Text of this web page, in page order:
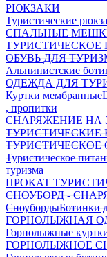
РЮКЗАКИ
Туристические
СПАЛЬНЫЕ
ТУРИСТИЧЕСКОЕ
ОБУВЬ ДЛЯ
Альпинистские
ОДЕЖДА ДЛЯ
Куртки мембранные
, пропитки
СНАРЯЖЕНИЕ НА
ТУРИСТИЧЕСКИЕ
ТУРИСТИЧЕСКОЕ
Туристическое
туризма
ПРОКАТ
СНОУБОРД -
СноубордыБотинки
ГОРНОЛЫЖНАЯ
Горнолыжные
ГОРНОЛЫЖНОЕ